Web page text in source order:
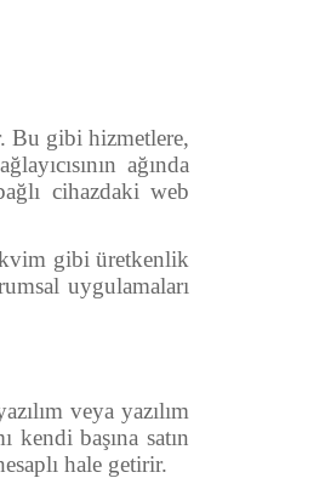
Bu gibi hizmetlere,
ağında
cihazdaki web
gibi üretkenlik
uygulamaları
veya yazılım
kendi başına satın
hale getirir.